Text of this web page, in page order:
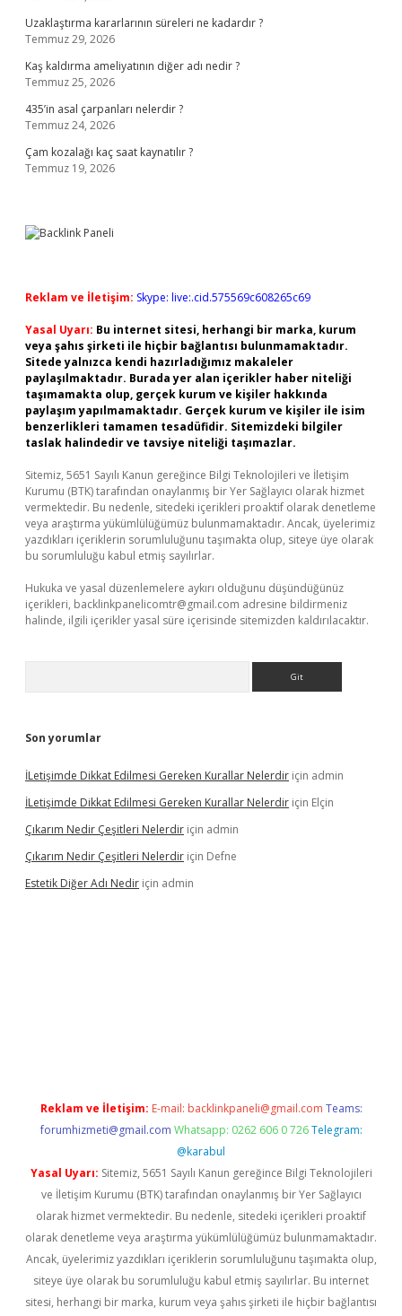
Uzaklaştırma kararlarının süreleri ne kadardır ?
Temmuz 29, 2026
Kaş kaldırma ameliyatının diğer adı nedir ?
Temmuz 25, 2026
435’in asal çarpanları nelerdir ?
Temmuz 24, 2026
Çam kozalağı kaç saat kaynatılır ?
Temmuz 19, 2026
Reklam ve İletişim: Skype: live:.cid.575569c608265c69
Yasal Uyarı: Bu internet sitesi, herhangi bir marka, kurum
veya şahıs şirketi ile hiçbir bağlantısı bulunmamaktadır.
Sitede yalnızca kendi hazırladığımız makaleler
paylaşılmaktadır. Burada yer alan içerikler haber niteliği
taşımamakta olup, gerçek kurum ve kişiler hakkında
paylaşım yapılmamaktadır. Gerçek kurum ve kişiler ile isim
benzerlikleri tamamen tesadüfidir. Sitemizdeki bilgiler
taslak halindedir ve tavsiye niteliği taşımazlar.
Sitemiz, 5651 Sayılı Kanun gereğince Bilgi Teknolojileri ve İletişim
Kurumu (BTK) tarafından onaylanmış bir Yer Sağlayıcı olarak hizmet
vermektedir. Bu nedenle, sitedeki içerikleri proaktif olarak denetleme
veya araştırma yükümlülüğümüz bulunmamaktadır. Ancak, üyelerimiz
yazdıkları içeriklerin sorumluluğunu taşımakta olup, siteye üye olarak
bu sorumluluğu kabul etmiş sayılırlar.
Hukuka ve yasal düzenlemelere aykırı olduğunu düşündüğünüz
içerikleri, backlinkpanelicomtr@gmail.com adresine bildirmeniz
halinde, ilgili içerikler yasal süre içerisinde sitemizden kaldırılacaktır.
Son yorumlar
İLetişimde Dikkat Edilmesi Gereken Kurallar Nelerdir için admin
İLetişimde Dikkat Edilmesi Gereken Kurallar Nelerdir için Elçin
Çıkarım Nedir Çeşitleri Nelerdir için admin
Çıkarım Nedir Çeşitleri Nelerdir için Defne
Estetik Diğer Adı Nedir için admin
Reklam ve İletişim: E-mail: backlinkpaneli@gmail.com Teams:
forumhizmeti@gmail.com Whatsapp: 0262 606 0 726 Telegram:
@karabul
Yasal Uyarı: Sitemiz, 5651 Sayılı Kanun gereğince Bilgi Teknolojileri
ve İletişim Kurumu (BTK) tarafından onaylanmış bir Yer Sağlayıcı
olarak hizmet vermektedir. Bu nedenle, sitedeki içerikleri proaktif
olarak denetleme veya araştırma yükümlülüğümüz bulunmamaktadır.
Ancak, üyelerimiz yazdıkları içeriklerin sorumluluğunu taşımakta olup,
siteye üye olarak bu sorumluluğu kabul etmiş sayılırlar. Bu internet
sitesi, herhangi bir marka, kurum veya şahıs şirketi ile hiçbir bağlantısı